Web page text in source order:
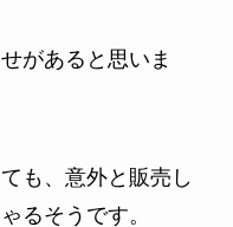
があると思いま
も、意外と販売し
るそうです。